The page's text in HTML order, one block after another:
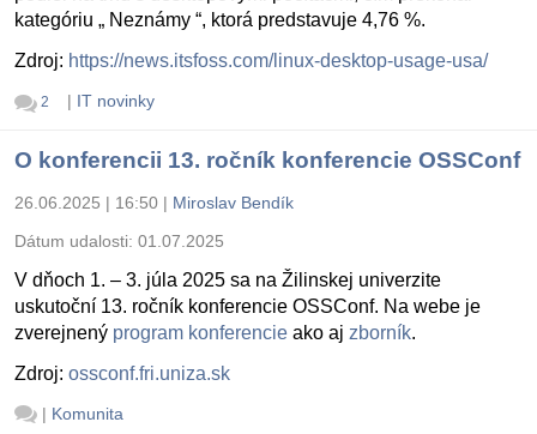
kategóriu „ Neznámy “, ktorá predstavuje 4,76 %.
Zdroj: https://news.itsfoss.com/linux-desktop-usage-usa/
2 | IT novinky
O konferencii 13. ročník konferencie OSSConf
26.06.2025 | 16:50 | Miroslav Bendík
Dátum udalosti: 01.07.2025
V dňoch 1. – 3. júla 2025 sa na Žilinskej univerzite
uskutoční 13. ročník konferencie OSSConf. Na webe je
zverejnený program konferencie ako aj zborník.
Zdroj: ossconf.fri.uniza.sk
| Komunita